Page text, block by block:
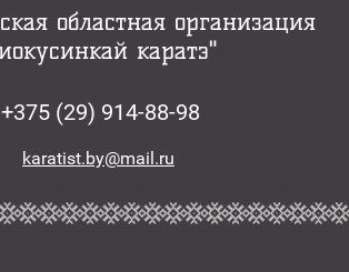
областная организация
каратэ"
+375 (29) 914-88-98
karatist.by@mail.ru